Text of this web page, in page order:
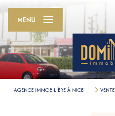
MENU
AGENCE IMMOBILIÈRE À NICE VENTE